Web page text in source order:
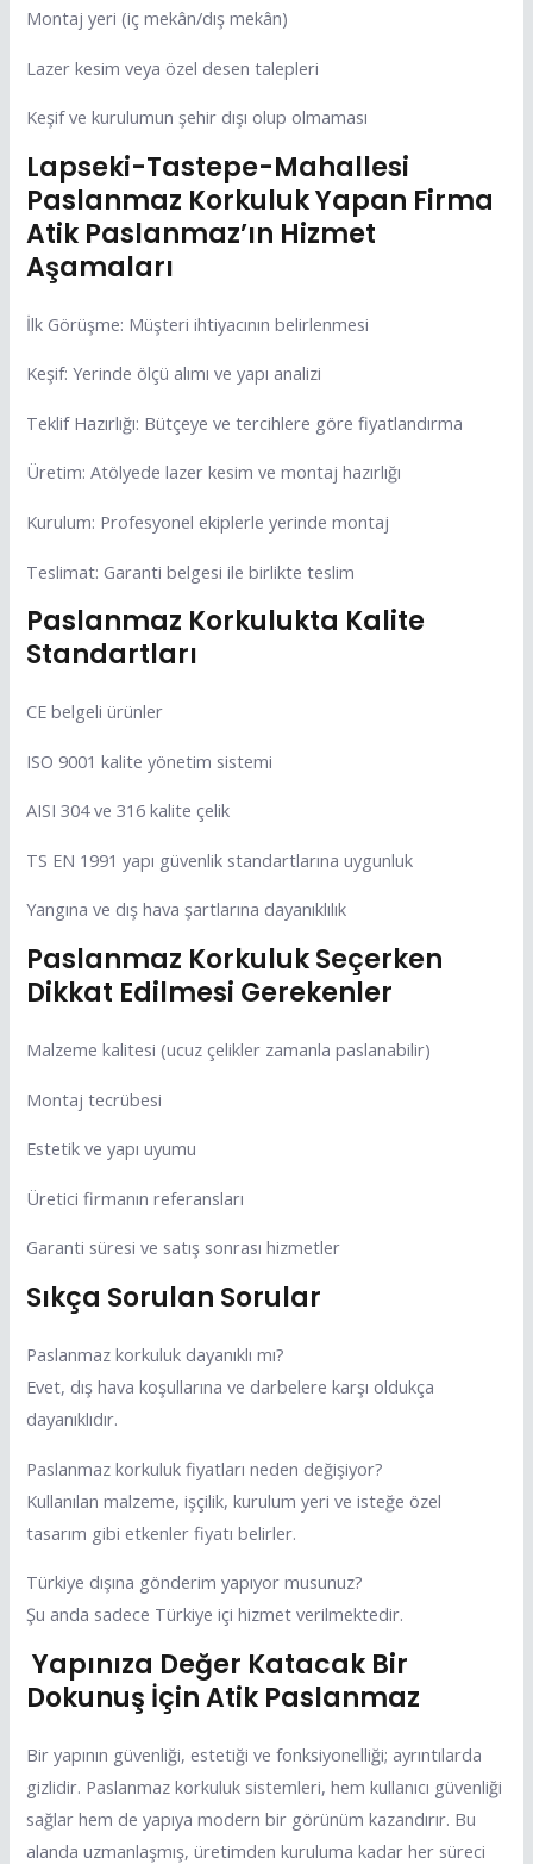
Montaj yeri (iç mekân/dış mekân)
Lazer kesim veya özel desen talepleri
Keşif ve kurulumun şehir dışı olup olmaması
Lapseki-Tastepe-Mahallesi
Paslanmaz Korkuluk Yapan Firma
Atik Paslanmaz’ın Hizmet
Aşamaları
İlk Görüşme: Müşteri ihtiyacının belirlenmesi
Keşif: Yerinde ölçü alımı ve yapı analizi
Teklif Hazırlığı: Bütçeye ve tercihlere göre fiyatlandırma
Üretim: Atölyede lazer kesim ve montaj hazırlığı
Kurulum: Profesyonel ekiplerle yerinde montaj
Teslimat: Garanti belgesi ile birlikte teslim
Paslanmaz Korkulukta Kalite
Standartları
CE belgeli ürünler
ISO 9001 kalite yönetim sistemi
AISI 304 ve 316 kalite çelik
TS EN 1991 yapı güvenlik standartlarına uygunluk
Yangına ve dış hava şartlarına dayanıklılık
Paslanmaz Korkuluk Seçerken
Dikkat Edilmesi Gerekenler
Malzeme kalitesi (ucuz çelikler zamanla paslanabilir)
Montaj tecrübesi
Estetik ve yapı uyumu
Üretici firmanın referansları
Garanti süresi ve satış sonrası hizmetler
Sıkça Sorulan Sorular
Paslanmaz korkuluk dayanıklı mı?
Evet, dış hava koşullarına ve darbelere karşı oldukça
dayanıklıdır.
Paslanmaz korkuluk fiyatları neden değişiyor?
Kullanılan malzeme, işçilik, kurulum yeri ve isteğe özel
tasarım gibi etkenler fiyatı belirler.
Türkiye dışına gönderim yapıyor musunuz?
Şu anda sadece Türkiye içi hizmet verilmektedir.
Yapınıza Değer Katacak Bir
Dokunuş İçin Atik Paslanmaz
Bir yapının güvenliği, estetiği ve fonksiyonelliği; ayrıntılarda
gizlidir. Paslanmaz korkuluk sistemleri, hem kullanıcı güvenliği
sağlar hem de yapıya modern bir görünüm kazandırır. Bu
alanda uzmanlaşmış, üretimden kuruluma kadar her süreci